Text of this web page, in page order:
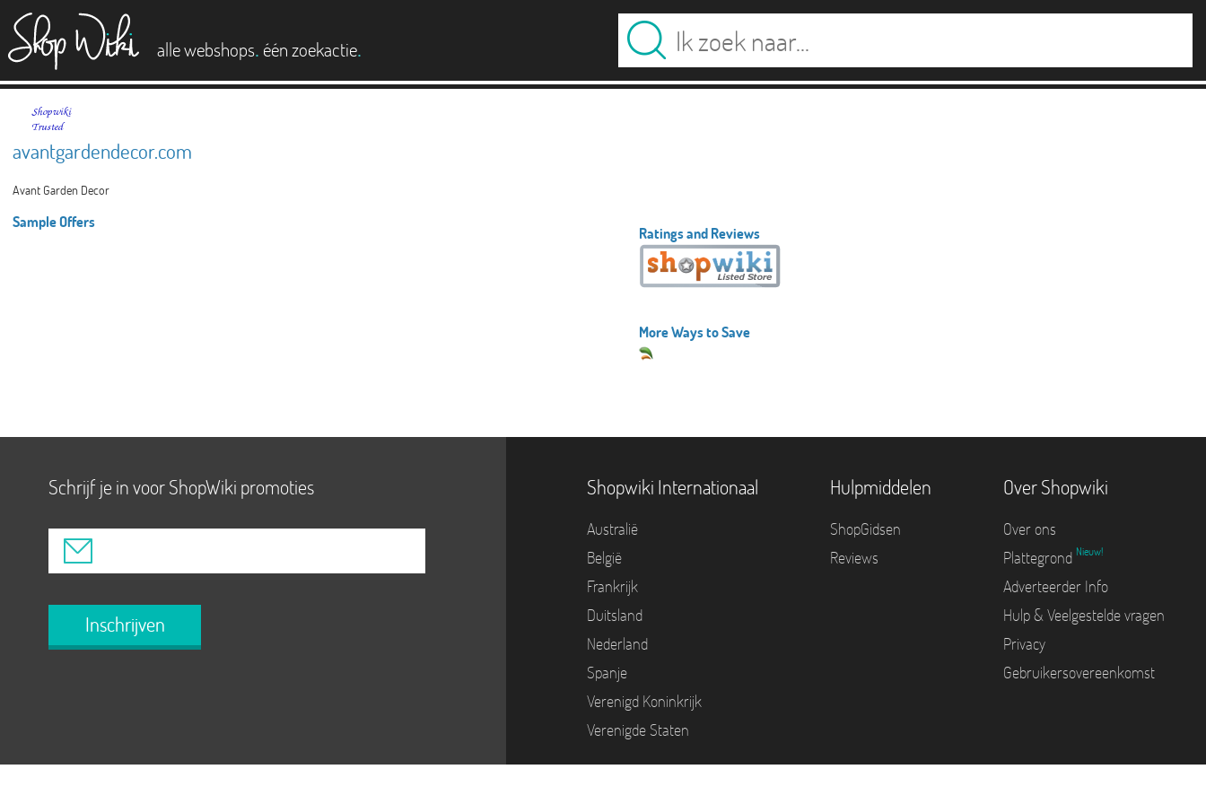
alle webshops. één zoekactie.
avantgardendecor.com
Avant Garden Decor
Sample Offers
Ratings and Reviews
More Ways to Save
Schrijf je in voor ShopWiki promoties
Inschrijven
Shopwiki Internationaal
Australië
België
Frankrijk
Duitsland
Nederland
Spanje
Verenigd Koninkrijk
Verenigde Staten
Hulpmiddelen
ShopGidsen
Reviews
Over Shopwiki
Over ons
Plattegrond Nieuw!
Adverteerder Info
Hulp & Veelgestelde vragen
Privacy
Gebruikersovereenkomst